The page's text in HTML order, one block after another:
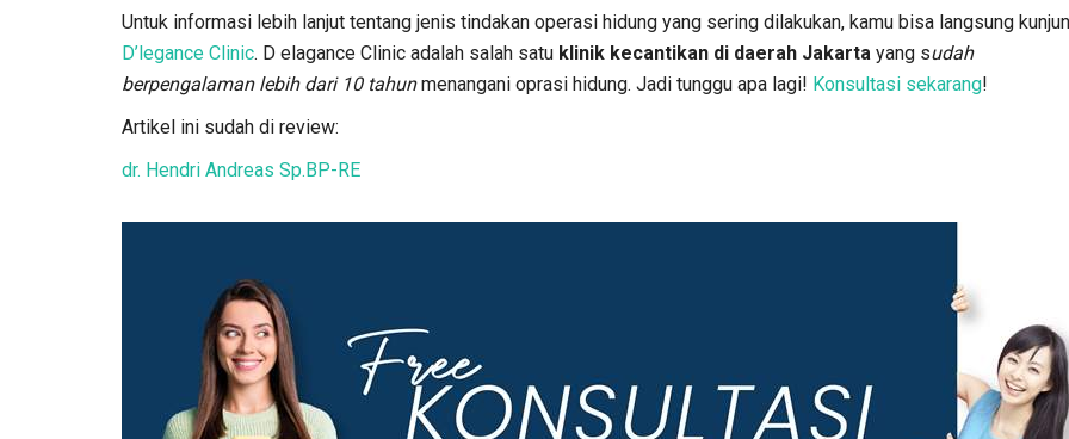
Untuk informasi lebih lanjut tentang jenis tindakan operasi hidung yang sering dilakukan, kamu bisa langsung
D’legance Clinic. D elagance Clinic adalah salah satu klinik kecantikan di daerah Jakarta yang sudah
berpengalaman lebih dari 10 tahunmenangani oprasi hidung. Jadi tunggu apa lagi! Konsultasi sekarang!
Artikel ini sudah di review:
dr. Hendri Andreas Sp.BP-RE